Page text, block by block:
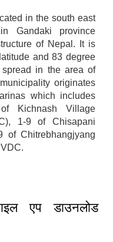
in the south east
Gandaki province
of Nepal. It is
and 83 degree
in the area of
originates
which includes
Kichnash Village
1-9 of Chisapani
of Chitrebhangjyang
एप डाउनलोड